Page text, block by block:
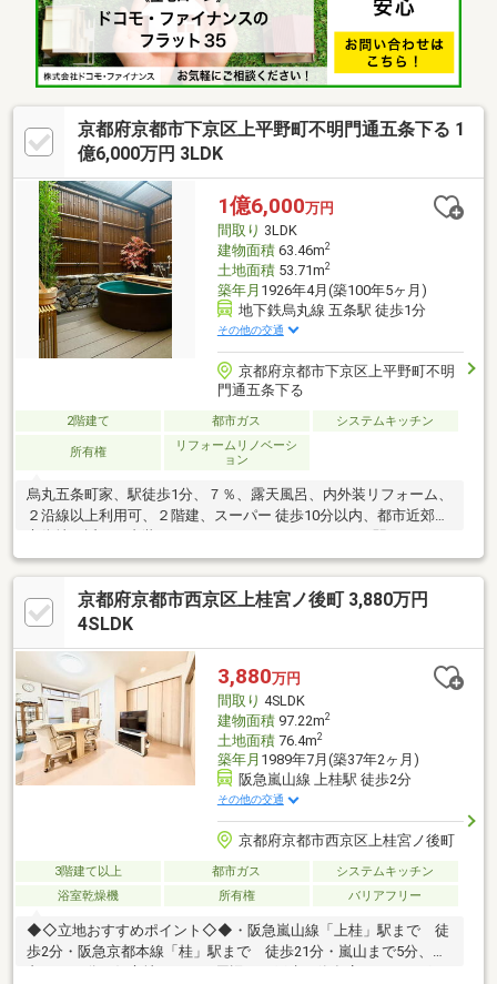
暮らせます♪■リビング、バルコニーが南からの採光があり明るく
洗濯物も乾きやすい♪＼他のおうちもまとめてご案内いたします♪
／・ネットに掲載されていない水面下情報をお届け
京都府京都市下京区上平野町不明門通五条下る 1
億6,000万円 3LDK
1億6,000万円
間取り 3LDK
建物面積63.46m2
土地面積53.71m2
築年月 1926年4月(築100年5ヶ月)
地下鉄烏丸線 五条駅 徒歩1分
その他の交通
京都府京都市下京区上平野町不明
門通五条下る
2階建て 都市ガス システムキッチン
所有権
リフォームリノベーシ
ョン
烏丸五条町家、駅徒歩1分、７％、露天風呂、内外装リフォーム、
２沿線以上利用可、２階建、スーパー 徒歩10分以内、都市近郊、
市街地が近い、内装リフォーム、システムキッチン、駅まで平
坦、和室、整形地、シャワー付洗面化粧台、外装リフォーム、温
水洗浄便座、浴室に窓、ＴＶモニタ付インターホン、通風良好、
全居室６畳以上、都市ガス、平坦地
京都府京都市西京区上桂宮ノ後町 3,880万円
4SLDK
3,880万円
間取り 4SLDK
建物面積97.22m2
土地面積76.4m2
築年月 1989年7月(築37年2ヶ月)
阪急嵐山線 上桂駅 徒歩2分
その他の交通
京都府京都市西京区上桂宮ノ後町
3階建て以上 都市ガス
システムキッチン
浴室乾燥機
所有権 バリアフリー
◆◇立地おすすめポイント◇◆・阪急嵐山線「上桂」駅まで 徒
歩2分・阪急京都本線「桂」駅まで 徒歩21分・嵐山まで5分、烏